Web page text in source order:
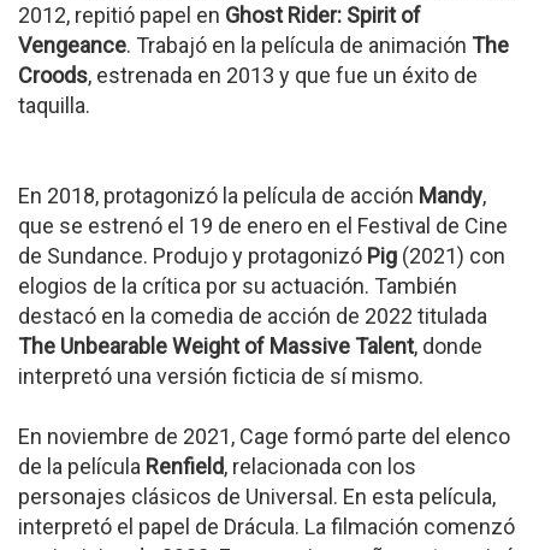
2012, repitió papel en Ghost Rider: Spirit of
Vengeance. Trabajó en la película de animación The
Croods, estrenada en 2013 y que fue un éxito de
taquilla.
En 2018, protagonizó la película de acción Mandy,
que se estrenó el 19 de enero en el Festival de Cine
de Sundance. Produjo y protagonizó Pig (2021) con
elogios de la crítica por su actuación. También
destacó en la comedia de acción de 2022 titulada
The Unbearable Weight of Massive Talent, donde
interpretó una versión ficticia de sí mismo.
En noviembre de 2021, Cage formó parte del elenco
de la película Renfield, relacionada con los
personajes clásicos de Universal. En esta película,
interpretó el papel de Drácula. La filmación comenzó